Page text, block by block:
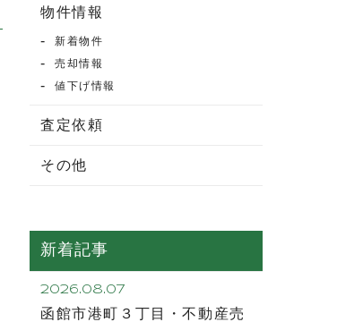
プライバシーポリシー
物件情報
新着物件
売却情報
値下げ情報
査定依頼
その他
新着記事
2026.08.07
函館市港町３丁目・不動産売